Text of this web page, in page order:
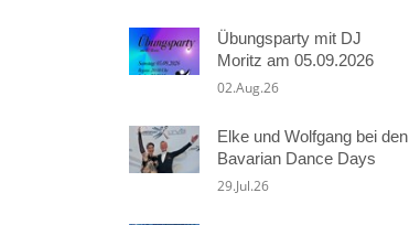
Übungsparty mit DJ
Moritz am 05.09.2026
02.Aug.26
Elke und Wolfgang bei den
Bavarian Dance Days
29.Jul.26